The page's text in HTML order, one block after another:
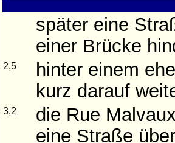
später eine
einer Brücke
2,5
hinter einem
kurz darauf
3,2
die Rue
eine Straße